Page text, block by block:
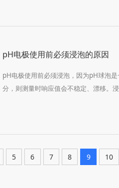
pH电极使用前必须浸泡的原因
pH电极使用前必须浸泡，因为pH球泡
分，则测量时响应值会不稳定、漂移。
5 6 7 8 9 10